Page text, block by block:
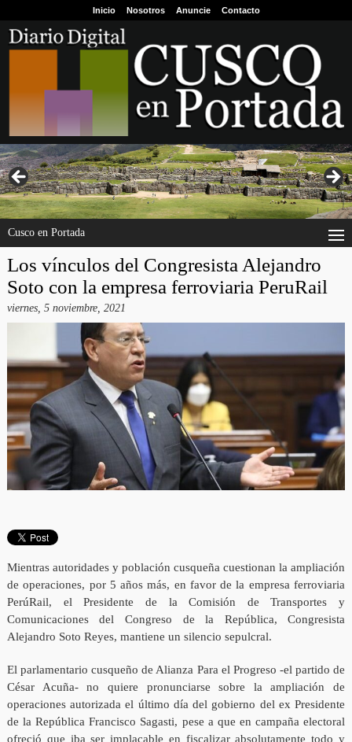
Inicio Nosotros Anuncie Contacto
Cusco en Portada
Los vínculos del Congresista Alejandro
Soto con la empresa ferroviaria PeruRail
viernes, 5 noviembre, 2021
Mientras autoridades y población cusqueña cuestionan la ampliación
de operaciones, por 5 años más, en favor de la empresa ferroviaria
PerúRail, el Presidente de la Comisión de Transportes y
Comunicaciones del Congreso de la República, Congresista
Alejandro Soto Reyes, mantiene un silencio sepulcral.
El parlamentario cusqueño de Alianza Para el Progreso -el partido de
César Acuña- no quiere pronunciarse sobre la ampliación de
operaciones autorizada el último día del gobierno del ex Presidente
de la República Francisco Sagasti, pese a que en campaña electoral
ofreció que iba ser implacable en fiscalizar absolutamente todo y